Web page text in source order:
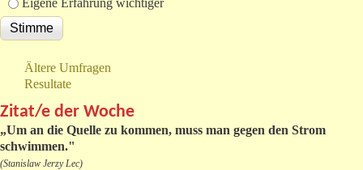
Ältere Umfragen
Resultate
Zitat/e der Woche
„Um an die Quelle zu kommen, muss man gegen den Strom
schwimmen."
(Stanislaw Jerzy Lec)